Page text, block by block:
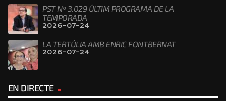
PST Nº 3.029 ÚLTIM PROGRAMA DE LA
TEMPORADA
2026-07-24
LA TERTÚLIA AMB ENRIC FONTBERNAT
2026-07-24
EN DIRECTE